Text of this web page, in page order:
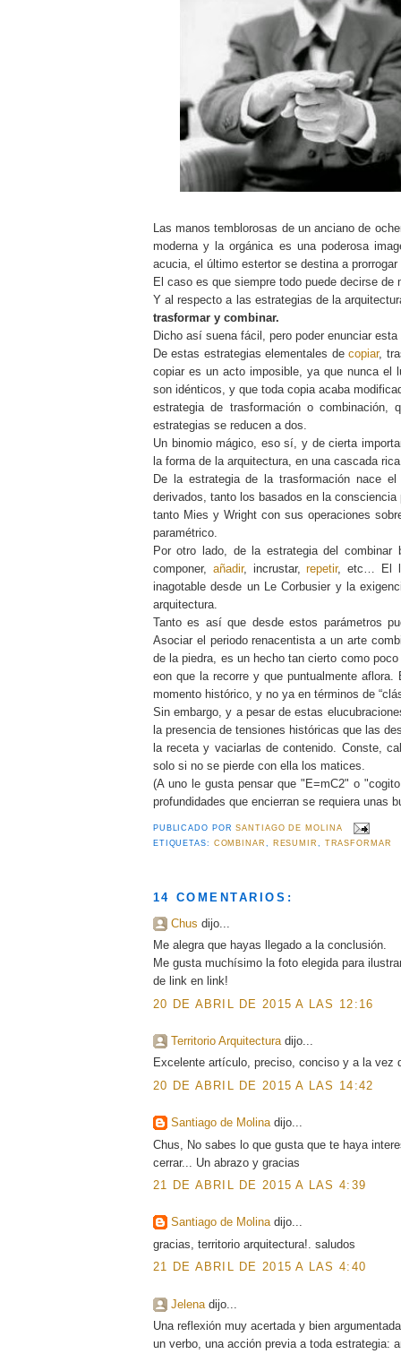
Las manos temblorosas de un anciano de
moderna y la orgánica es una poderosa
acucia, el último estertor se destina a prorrogar
El caso es que siempre todo puede decirse de
Y al respecto a las estrategias de la
trasformar y combinar.
Dicho así suena fácil, pero poder enunciar
De estas estrategias elementales decopiar,
copiar es un acto imposible, ya que nunca el
son idénticos, y que toda copia acaba
estrategia de trasformación o combinación,
estrategias se reducen a dos.
Un binomio mágico, eso sí, y de cierta
la forma de la arquitectura, en una cascada
De la estrategia de la trasformación nace el
derivados, tanto los basados en la
tanto Mies y Wright con sus operaciones
paramétrico.
Por otro lado, de la estrategia del
componer, añadir, incrustar,repetir, etc… El
inagotable desde un Le Corbusier y la
arquitectura.
Tanto es así que desde estos parámetros
Asociar el periodo renacentista a un arte
de la piedra, es un hecho tan cierto como
eon que la recorre y que puntualmente
momento histórico, y no ya en términos de
Sin embargo, y a pesar de estas
la presencia de tensiones históricas que las
la receta y vaciarlas de contenido. Conste,
solo si no se pierde con ella los matices.
(A uno le gusta pensar que "E=mC2" o
profundidades que encierran se requiera unas
PUBLICADO PORSANTIAGO DE MOLINA
ETIQUETAS: COMBINAR , RESUMIR , TRASFORMAR
14 COMENTARIOS:
Chus dijo...
Me alegra que hayas llegado a la conclusión.
Me gusta muchísimo la foto elegida para
de link en link!
20 DE ABRIL DE 2015 A LAS 12:16
Territorio Arquitecturadijo...
Excelente artículo, preciso, conciso y a la vez
20 DE ABRIL DE 2015 A LAS 14:42
Santiago de Molinadijo...
Chus, No sabes lo que gusta que te haya
cerrar... Un abrazo y gracias
21 DE ABRIL DE 2015 A LAS 4:39
Santiago de Molinadijo...
gracias, territorio arquitectura!. saludos
21 DE ABRIL DE 2015 A LAS 4:40
Jelenadijo...
Una reflexión muy acertada y bien
un verbo, una acción previa a toda estrategia: